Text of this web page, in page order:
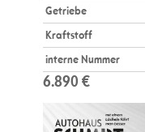
Getriebe
Kraftstoff
interne Nummer
6.890 €